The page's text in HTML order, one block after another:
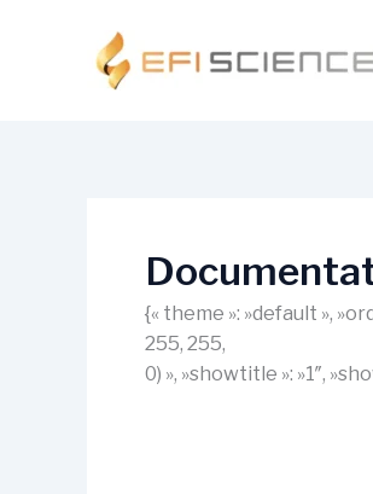
{« theme »: »default »,
255, 255,
0) », »showtitle »: »1″,